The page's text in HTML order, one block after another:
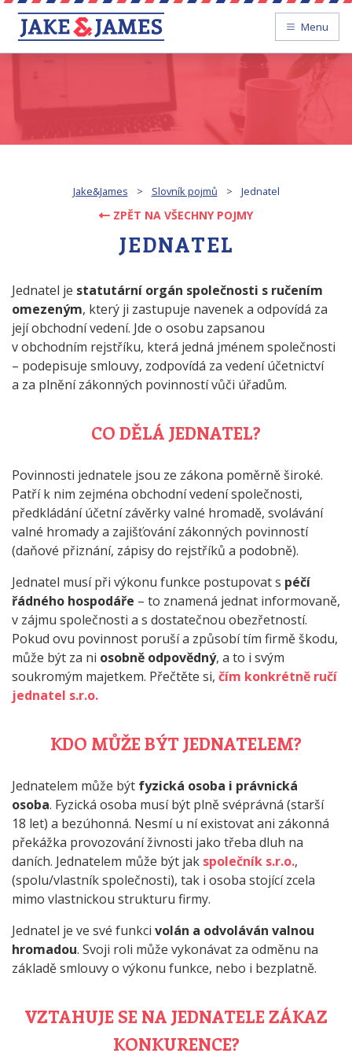
Menu
Jake&James > Slovník pojmů > Jednatel
ZPĚT NA VŠECHNY POJMY
JEDNATEL
Jednatel je statutární orgán společnosti s ručením
omezeným, který ji zastupuje navenek a odpovídá za
její obchodní vedení. Jde o osobu zapsanou
v obchodním rejstříku, která jedná jménem společnosti
– podepisuje smlouvy, zodpovídá za vedení účetnictví
a za plnění zákonných povinností vůči úřadům.
CO DĚLÁ JEDNATEL?
Povinnosti jednatele jsou ze zákona poměrně široké.
Patří k nim zejména obchodní vedení společnosti,
předkládání účetní závěrky valné hromadě, svolávání
valné hromady a zajišťování zákonných povinností
(daňové přiznání, zápisy do rejstříků a podobně).
Jednatel musí při výkonu funkce postupovat s péčí
řádného hospodáře – to znamená jednat informovaně,
v zájmu společnosti a s dostatečnou obezřetností.
Pokud ovu povinnost poruší a způsobí tím firmě škodu,
může být za ni osobně odpovědný, a to i svým
soukromým majetkem. Přečtěte si, čím konkrétně ručí
jednatel s.r.o.
KDO MŮŽE BÝT JEDNATELEM?
Jednatelem může být fyzická osoba i právnická
osoba. Fyzická osoba musí být plně svéprávná (starší
18 let) a bezúhonná. Nesmí u ní existovat ani zákonná
překážka provozování živnosti jako třeba dluh na
daních. Jednatelem může být jak společník s.r.o.,
(spolu/vlastník společnosti), tak i osoba stojící zcela
mimo vlastnickou strukturu firmy.
Jednatel je ve své funkci volán a odvoláván valnou
hromadou. Svoji roli může vykonávat za odměnu na
základě smlouvy o výkonu funkce, nebo i bezplatně.
VZTAHUJE SE NA JEDNATELE ZÁKAZ
KONKURENCE?